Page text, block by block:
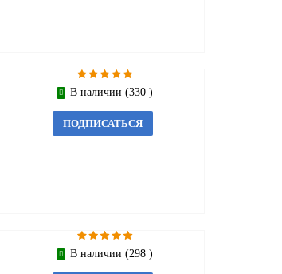
В наличии (330 )
ПОДПИСАТЬСЯ
В наличии (298 )